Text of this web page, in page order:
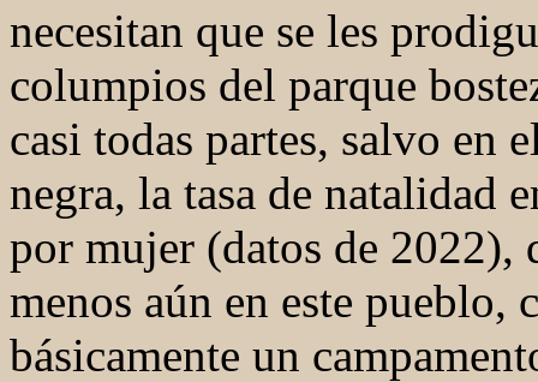
necesitan que se les
columpios del parque
casi todas partes, salvo en
negra, la tasa de natalidad
por mujer (datos de 2022),
menos aún en este pueblo,
básicamente un